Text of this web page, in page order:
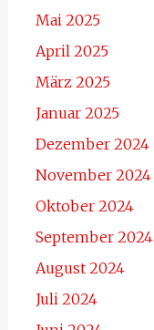
Mai 2025
April 2025
März 2025
Januar 2025
Dezember 2024
November 2024
Oktober 2024
September 2024
August 2024
Juli 2024